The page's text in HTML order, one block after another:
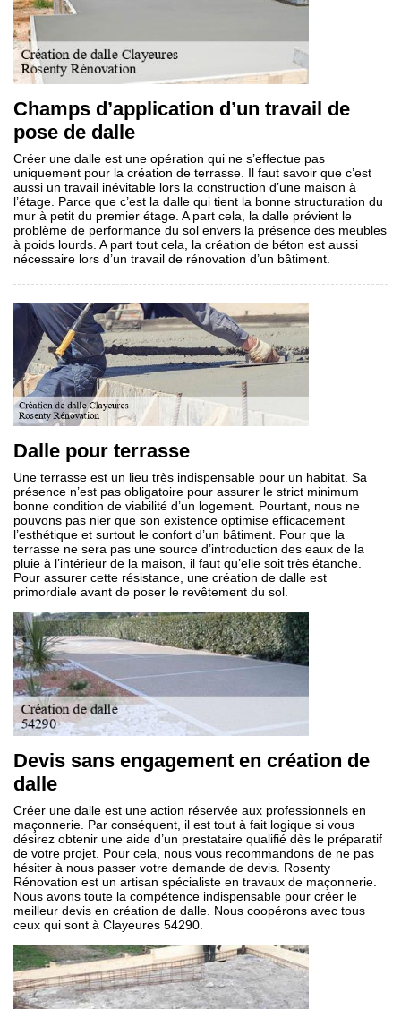
Champs d’application d’un travail de
pose de dalle
Créer une dalle est une opération qui ne s’effectue pas
uniquement pour la création de terrasse. Il faut savoir que c’est
aussi un travail inévitable lors la construction d’une maison à
l’étage. Parce que c’est la dalle qui tient la bonne structuration du
mur à petit du premier étage. A part cela, la dalle prévient le
problème de performance du sol envers la présence des meubles
à poids lourds. A part tout cela, la création de béton est aussi
nécessaire lors d’un travail de rénovation d’un bâtiment.
Dalle pour terrasse
Une terrasse est un lieu très indispensable pour un habitat. Sa
présence n’est pas obligatoire pour assurer le strict minimum
bonne condition de viabilité d’un logement. Pourtant, nous ne
pouvons pas nier que son existence optimise efficacement
l’esthétique et surtout le confort d’un bâtiment. Pour que la
terrasse ne sera pas une source d’introduction des eaux de la
pluie à l’intérieur de la maison, il faut qu’elle soit très étanche.
Pour assurer cette résistance, une création de dalle est
primordiale avant de poser le revêtement du sol.
Devis sans engagement en création de
dalle
Créer une dalle est une action réservée aux professionnels en
maçonnerie. Par conséquent, il est tout à fait logique si vous
désirez obtenir une aide d’un prestataire qualifié dès le préparatif
de votre projet. Pour cela, nous vous recommandons de ne pas
hésiter à nous passer votre demande de devis. Rosenty
Rénovation est un artisan spécialiste en travaux de maçonnerie.
Nous avons toute la compétence indispensable pour créer le
meilleur devis en création de dalle. Nous coopérons avec tous
ceux qui sont à Clayeures 54290.